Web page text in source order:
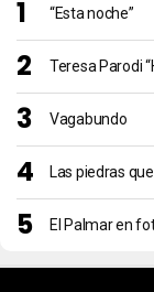
“Esta noche”
Teresa Parodi
Vagabundo
Las piedras
El Palmar en